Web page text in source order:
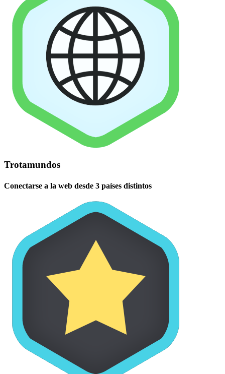
Trotamundos
Conectarse a la web desde 3 países distintos